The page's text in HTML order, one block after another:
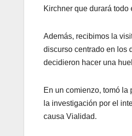
Kirchner que durará todo
Además, recibimos la
discurso centrado en los
decidieron hacer una
En un comienzo, tomó
la investigación por el
causa Vialidad.